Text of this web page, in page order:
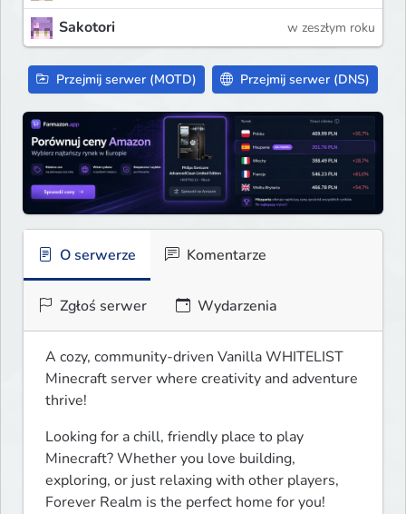
Sakotori w zeszłym roku
Przejmij serwer (MOTD) Przejmij serwer (DNS)
O serwerze Komentarze
Zgłoś serwer Wydarzenia
A cozy, community-driven Vanilla WHITELIST
Minecraft server where creativity and adventure
thrive!
Looking for a chill, friendly place to play
Minecraft? Whether you love building,
exploring, or just relaxing with other players,
Forever Realm is the perfect home for you!